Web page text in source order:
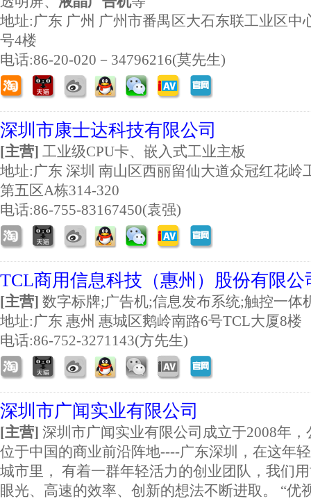
地址:广东 广州 广州市番禺区大石东联工业区中
号4楼
电话:86-20-020－34796216(莫先生)
深圳市康士达科技有限公司
[主营] 工业级CPU卡、嵌入式工业主板
地址:广东 深圳 南山区西丽留仙大道众冠红花岭
第五区A栋314-320
电话:86-755-83167450(袁强)
TCL商用信息科技（惠州）股份有限公
[主营] 数字标牌;广告机;信息发布系统;触控一体
地址:广东 惠州 惠城区鹅岭南路6号TCL大厦8楼
电话:86-752-3271143(方先生)
深圳市广闻实业有限公司
[主营] 深圳市广闻实业有限公司成立于2008年，
位于中国的商业前沿阵地----广东深圳，在这年
城市里， 有着一群年轻活力的创业团队，我们
眼光、高速的效率、创新的想法不断进取。 “优